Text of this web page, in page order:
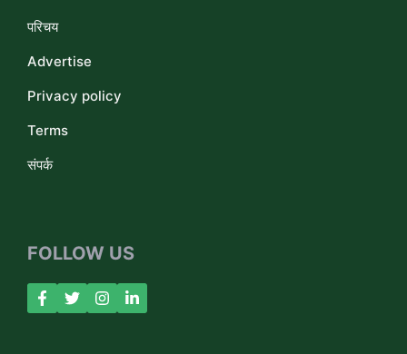
परिचय
Advertise
Privacy policy
Terms
संपर्क
FOLLOW US